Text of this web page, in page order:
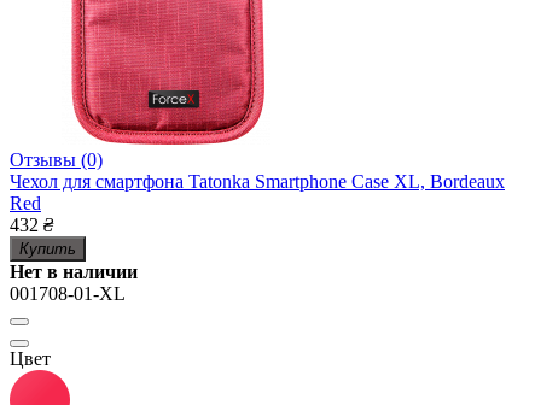
Отзывы (0)
Чехол для смартфона Tatonka Smartphone Case XL, Bordeaux
Red
432 ₴
Купить
Нет в наличии
001708-01-XL
Цвет